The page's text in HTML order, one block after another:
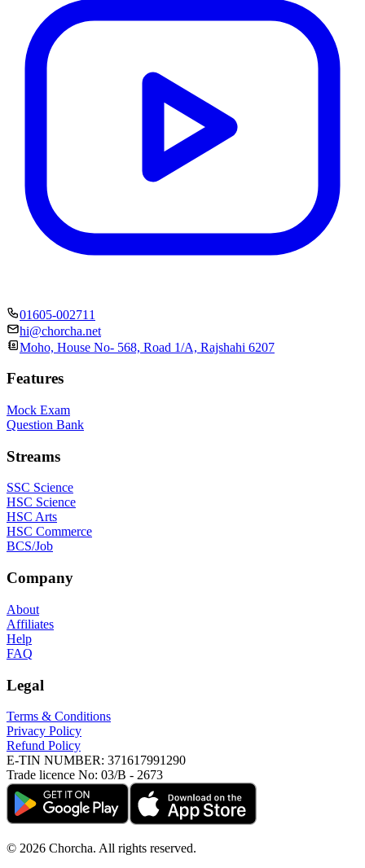
01605-002711
hi@chorcha.net
Moho, House No- 568, Road 1/A, Rajshahi 6207
Features
Mock Exam
Question Bank
Streams
SSC Science
HSC Science
HSC Arts
HSC Commerce
BCS/Job
Company
About
Affiliates
Help
FAQ
Legal
Terms & Conditions
Privacy Policy
Refund Policy
E-TIN NUMBER: 371617991290
Trade licence No: 03/B - 2673
© 2026 Chorcha. All rights reserved.